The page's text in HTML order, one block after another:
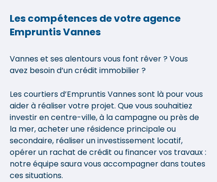
Les compétences de votre agence
Empruntis Vannes
Vannes et ses alentours vous font rêver ? Vous
avez besoin d’un crédit immobilier ?
Les courtiers d’Empruntis Vannes sont là pour vous
aider à réaliser votre projet. Que vous souhaitiez
investir en centre-ville, à la campagne ou près de
la mer, acheter une résidence principale ou
secondaire, réaliser un investissement locatif,
opérer un rachat de crédit ou financer vos travaux :
notre équipe saura vous accompagner dans toutes
ces situations.